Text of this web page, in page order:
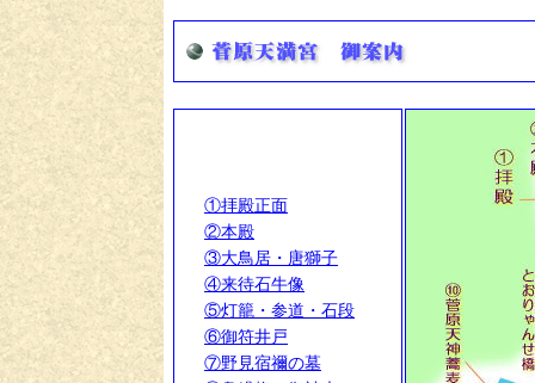
①拝殿正面
②本殿
③大鳥居・唐獅子
④来待石牛像
⑤灯籠・参道・石段
⑥御符井戸
⑦野見宿禰の墓